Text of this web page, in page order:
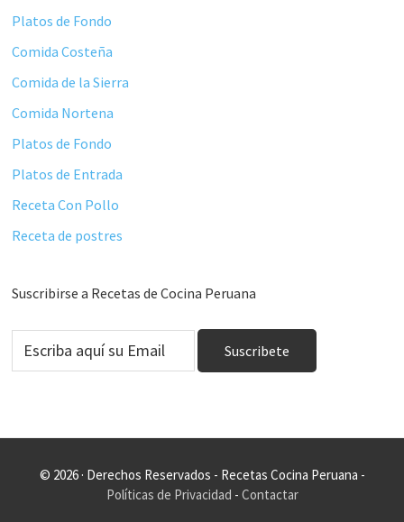
Platos de Fondo
Comida Costeña
Comida de la Sierra
Comida Nortena
Platos de Fondo
Platos de Entrada
Receta Con Pollo
Receta de postres
Suscribirse a Recetas de Cocina Peruana
© 2026 · Derechos Reservados - Recetas Cocina Peruana -
Políticas de Privacidad - Contactar